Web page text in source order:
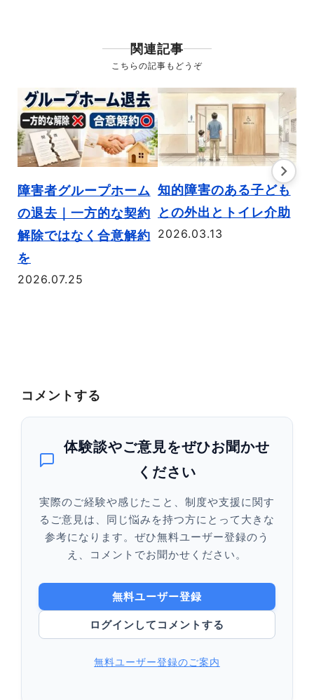
関連記事
こちらの記事もどうぞ
障害者グループホーム
の退去｜一方的な契約
解除ではなく合意解約
を
2026.07.25
知的障害のある子ども
との外出とトイレ介助
2026.03.13
コメントする
体験談やご意見をぜひお聞かせ
ください
実際のご経験や感じたこと、制度や支援に関す
るご意見は、同じ悩みを持つ方にとって大きな
参考になります。ぜひ無料ユーザー登録のう
え、コメントでお聞かせください。
無料ユーザー登録
ログインしてコメントする
無料ユーザー登録のご案内